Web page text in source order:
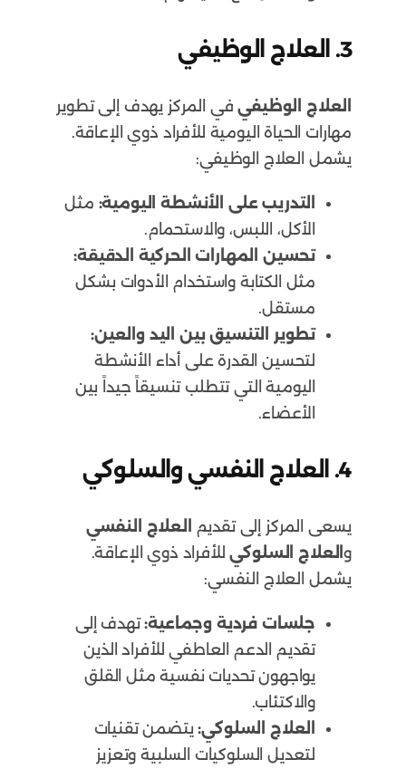
3. العلاج الوظيفي
العلاج الوظيفيفي المركز يهدف إلى تطوير
مهارات الحياة اليومية للأفراد ذوي الإعاقة.
يشمل العلاج الوظيفي:
التدريب على الأنشطة اليومية: مثل
الأكل، اللبس، والاستحمام.
تحسين المهارات الحركية الدقيقة:
مثل الكتابة واستخدام الأدوات بشكل
مستقل.
تطوير التنسيق بين اليد والعين:
لتحسين القدرة على أداء الأنشطة
اليومية التي تتطلب تنسيقاً جيداً بين
الأعضاء.
4. العلاج النفسي والسلوكي
يسعى المركز إلى تقديم
العلاج النفسي
والعلاج السلوكيللأفراد ذوي الإعاقة.
يشمل العلاج النفسي:
جلسات فردية وجماعية:تهدف إلى
تقديم الدعم العاطفي للأفراد الذين
يواجهون تحديات نفسية مثل القلق
والاكتئاب.
العلاج السلوكي:يتضمن تقنيات
لتعديل السلوكيات السلبية وتعزيز